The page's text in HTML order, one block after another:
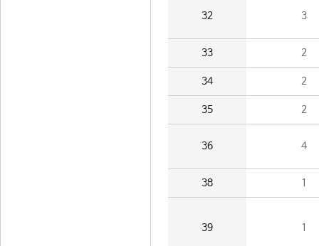
32 3
33 2
34 2
35 2
36 4
38 1
39 1